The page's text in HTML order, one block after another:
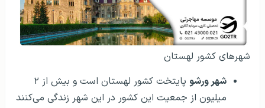
شهرهای کشور لهستان
شهر ورشو
پایتخت کشور لهستان است و بیش از ۲
میلیون از جمعیت این کشور در این شهر زندگی می‌کنند